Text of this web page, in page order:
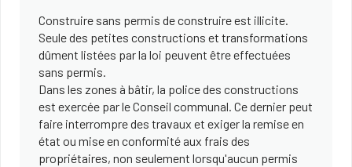
Construire sans permis de construire est illicite.
Seule des petites constructions et transformations
dûment listées par la loi peuvent être effectuées
sans permis.
Dans les zones à bâtir, la police des constructions
est exercée par le Conseil communal. Ce dernier peut
faire interrompre des travaux et exiger la remise en
état ou mise en conformité aux frais des
propriétaires, non seulement lorsqu'aucun permis